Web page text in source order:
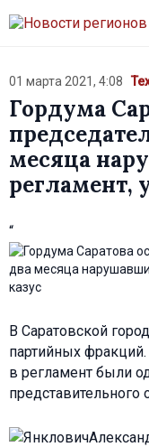
01 марта 2021, 4:08
Гордума
месяца
регламент,
“
В Саратовской
партийных
в регламент были
представительного